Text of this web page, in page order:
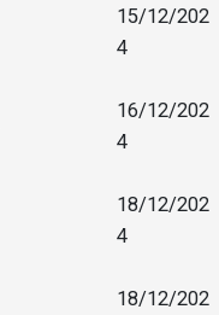
15/12/202
4
16/12/202
4
18/12/202
4
18/12/202